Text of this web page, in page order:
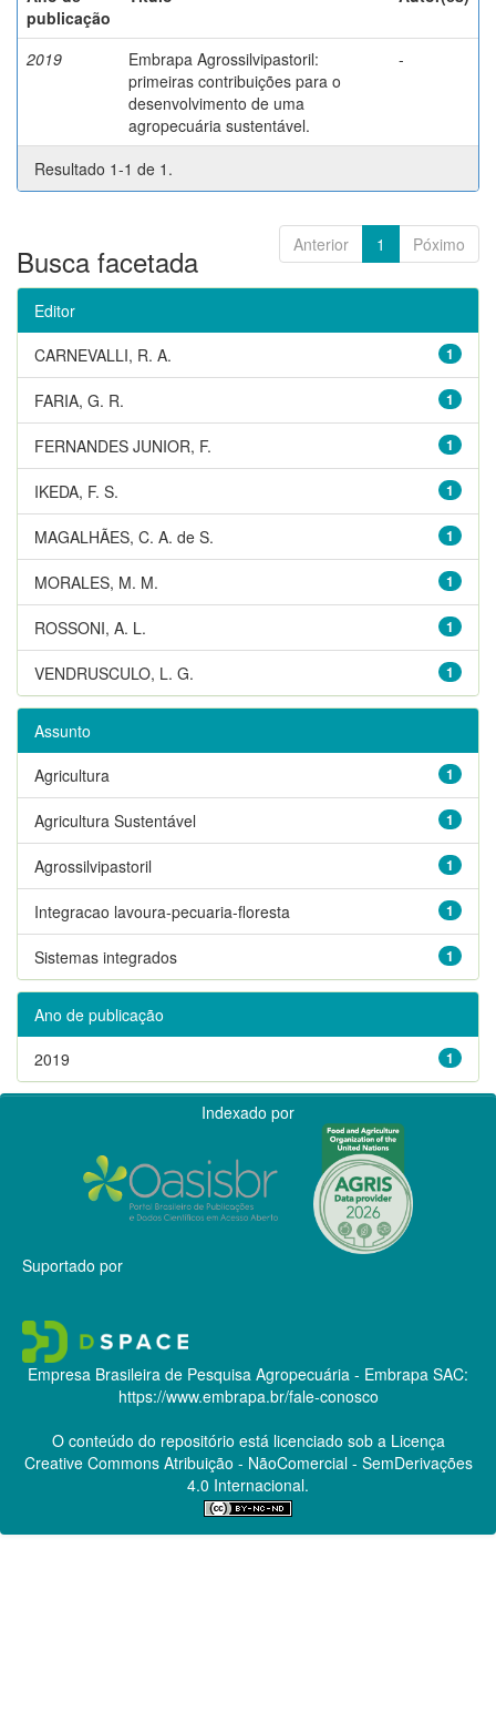
publicação
2019
Embrapa Agrossilvipastoril:
primeiras contribuições para o
desenvolvimento de uma
agropecuária sustentável.
-
Resultado 1-1 de 1.
Anterior 1 Póximo
Busca facetada
Editor
1
CARNEVALLI, R. A.
1
FARIA, G. R.
1
FERNANDES JUNIOR, F.
1
IKEDA, F. S.
1
MAGALHÃES, C. A. de S.
1
MORALES, M. M.
1
ROSSONI, A. L.
1
VENDRUSCULO, L. G.
Assunto
1
Agricultura
1
Agricultura Sustentável
1
Agrossilvipastoril
1
Integracao lavoura-pecuaria-floresta
1
Sistemas integrados
Ano de publicação
1
2019
Indexado por
Suportado por
Empresa Brasileira de Pesquisa Agropecuária - Embrapa SAC:
https://www.embrapa.br/fale-conosco
O conteúdo do repositório está licenciado sob a Licença
Creative CommonsAtribuição - NãoComercial - SemDerivações
4.0 Internacional.